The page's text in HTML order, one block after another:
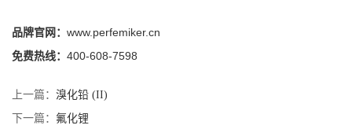
品牌官网： www.perfemiker.cn
免费热线： 400-608-7598
上一篇： 溴化铅 (II)
下一篇： 氟化锂